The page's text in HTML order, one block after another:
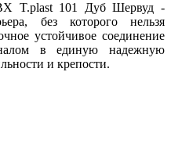
T.рlast 101 Дуб Шервуд -
без которого нельзя
устойчивое соединение
в единую надежную
и крепости.